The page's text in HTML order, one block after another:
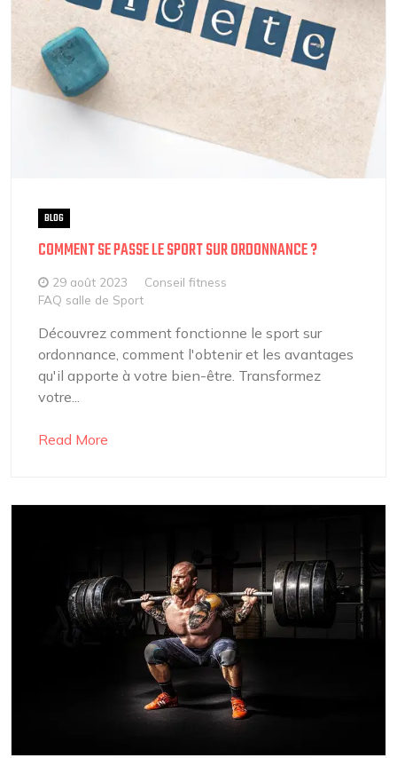
BLOG
COMMENT SE PASSE LE SPORT SUR ORDONNANCE ?
29 août 2023
Conseil fitness
FAQ salle de Sport
Découvrez comment fonctionne le sport sur
ordonnance, comment l'obtenir et les avantages
qu'il apporte à votre bien-être. Transformez
votre...
Read More